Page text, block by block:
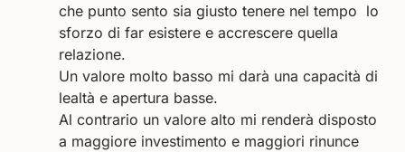
che punto sento sia giusto tenere nel tempo lo
sforzo di far esistere e accrescere quella
relazione.
Un valore molto basso mi darà una capacità di
lealtà e apertura basse.
Al contrario un valore alto mi renderà disposto
a maggiore investimento e maggiori rinunce